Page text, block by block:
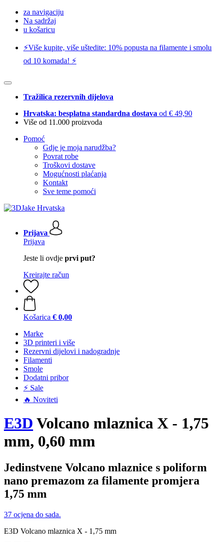
za navigaciju
Na sadržaj
u košaricu
⚡️Više kupite, više uštedite: 10% popusta na filamente i smolu
od 10 komada! ⚡️
Tražilica rezervnih dijelova
Hrvatska: besplatna standardna dostava od € 49,90
Više od 11.000 proizvoda
Pomoć
Gdje je moja narudžba?
Povrat robe
Troškovi dostave
Mogućnosti plaćanja
Kontakt
Sve teme pomoći
Prijava
Prijava
Jeste li ovdje prvi put?
Kreirajte račun
Košarica € 0,00
Marke
3D printeri i više
Rezervni dijelovi i nadogradnje
Filamenti
Smole
Dodatni pribor
⚡ Sale
🔥 Noviteti
E3D Volcano mlaznica X - 1,75
mm, 0,60 mm
Jedinstvene Volcano mlaznice s poliform
nano premazom za filamente promjera
1,75 mm
37 ocjena do sada.
E3D Volcano mlaznica X - 1,75 mm